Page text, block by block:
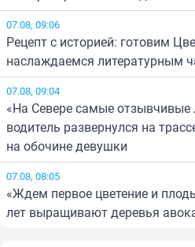
07.08, 09:06
Рецепт с историей: готовим
наслаждаемся литературным
07.08, 09:04
«На Севере самые отзывчивые
водитель развернулся на
на обочине девушки
07.08, 08:05
«Ждем первое цветение и
лет выращивают деревья